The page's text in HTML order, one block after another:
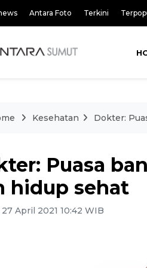
Antara Foto Terkini
Kesehatan Dokter:
Puasa
hidup sehat
27 April 2021 10:42 WIB